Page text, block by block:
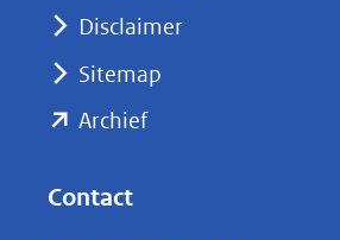
naar
Disclaimer
Sitemap
Archief(opent
Contact